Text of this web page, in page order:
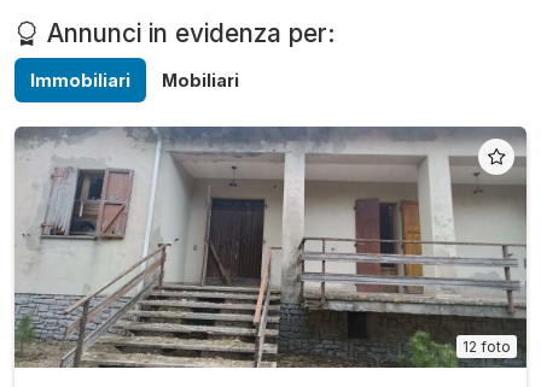
Annunci in evidenza per:
Immobiliari Mobiliari
12 foto